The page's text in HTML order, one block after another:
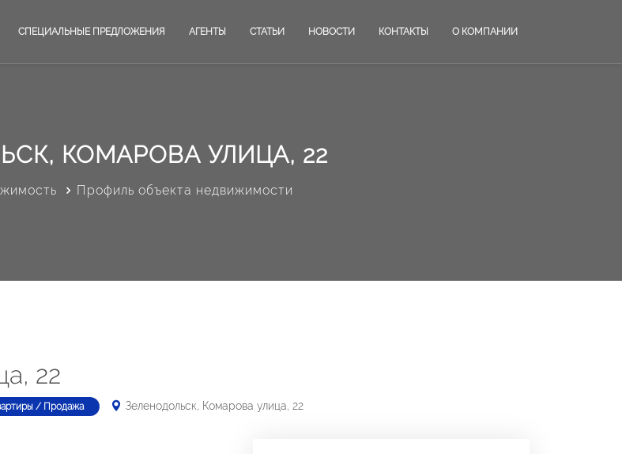
СПЕЦИАЛЬНЫЕ ПРЕДЛОЖЕНИЯ АГЕНТЫ СТАТЬИ НОВОСТИ КОНТАКТЫ О КОМПАНИИ
КОМАРОВА УЛИЦА, 22
Профиль объекта недвижимости
22
/ Продажа Зеленодольск, Комарова улица, 22